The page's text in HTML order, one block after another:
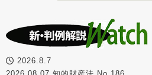
2026.8.7